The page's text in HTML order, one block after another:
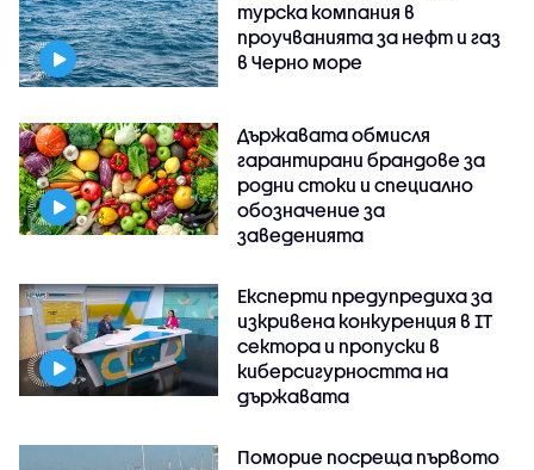
турска компания в
проучванията за нефт и газ
в Черно море
Държавата обмисля
гарантирани брандове за
родни стоки и специално
обозначение за
заведенията
Експерти предупредиха за
изкривена конкуренция в IT
сектора и пропуски в
киберсигурността на
държавата
Поморие посреща първото